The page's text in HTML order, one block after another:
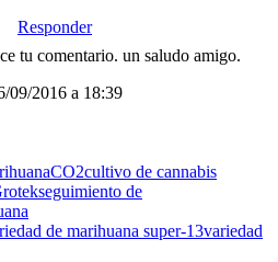
Responder
tu comentario. un saludo amigo.
09/2016 a 18:39
CO2cultivo de cannabis
seguimiento de
de marihuana super-13variedad